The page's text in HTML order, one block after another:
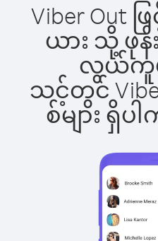
Viber Out
ယား သို့ ဖုန်
လွယ်ကူ
သင့်တွင်
စ်များ ရှိ